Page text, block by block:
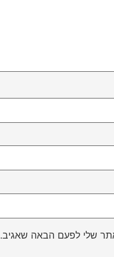
שלי לפעם הבאה שאגיב.